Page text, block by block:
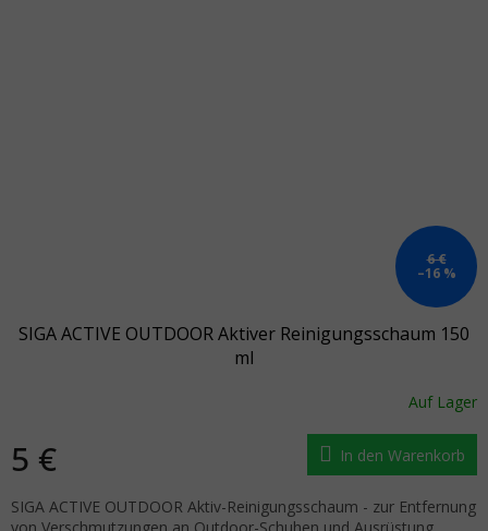
6 €
–16 %
SIGA ACTIVE OUTDOOR Aktiver Reinigungsschaum 150
ml
Auf Lager
5 € In den Warenkorb
SIGA ACTIVE OUTDOOR Aktiv-Reinigungsschaum - zur Entfernung